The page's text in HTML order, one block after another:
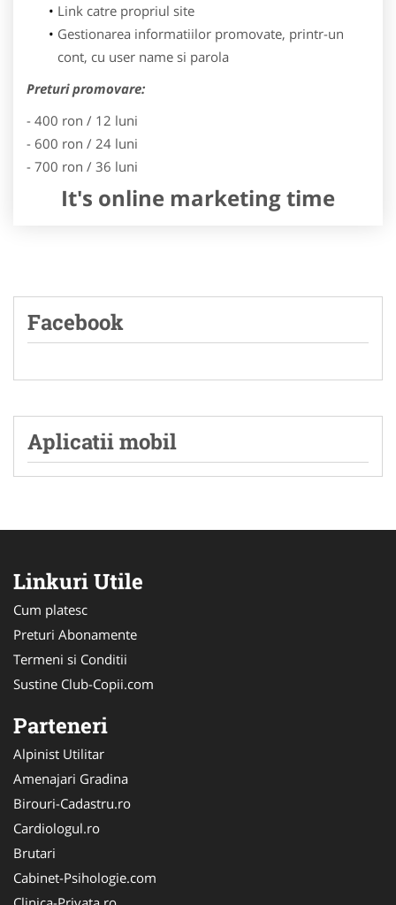
Link catre propriul site
Gestionarea informatiilor promovate, printr-un
cont, cu user name si parola
Preturi promovare:
- 400 ron / 12 luni
- 600 ron / 24 luni
- 700 ron / 36 luni
It's online marketing time
Facebook
Aplicatii mobil
Linkuri Utile
Cum platesc
Preturi Abonamente
Termeni si Conditii
Sustine Club-Copii.com
Parteneri
Alpinist Utilitar
Amenajari Gradina
Birouri-Cadastru.ro
Cardiologul.ro
Brutari
Cabinet-Psihologie.com